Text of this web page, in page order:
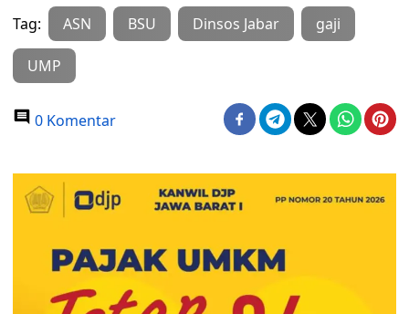
Tag: ASN BSU Dinsos Jabar gaji
UMP
0 Komentar